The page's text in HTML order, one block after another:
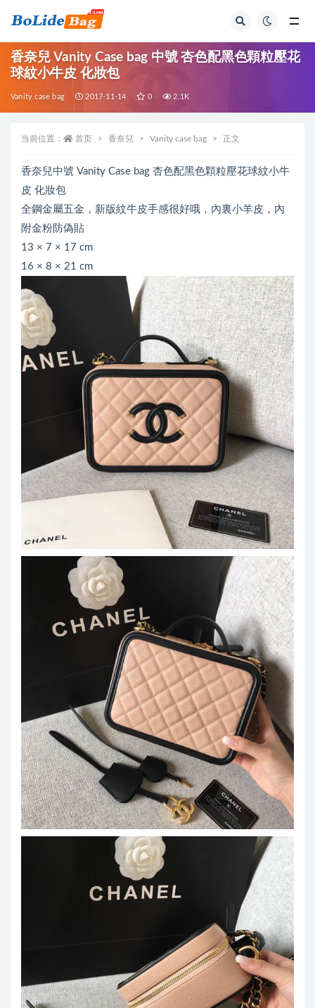
香奈兒 Vanity Case bag 中號 杏色配黑色顆粒壓花
球紋小牛皮 化妝包
Vanity case bag 2017-11-14 0 2.1K
当前位置： 首页 香奈兒 Vanity case bag 正文
香奈兒中號 Vanity Case bag 杏色配黑色顆粒壓花球紋小牛
皮 化妝包
全鋼金屬五金，新版紋牛皮手感很好哦，內裏小羊皮，內
附金粉防偽貼
13 × 7 × 17 cm
16 × 8 × 21 cm